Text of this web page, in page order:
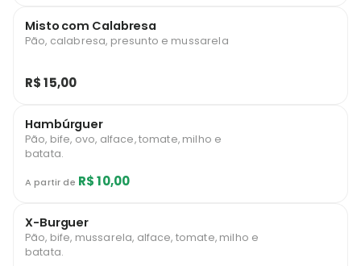
Misto com Calabresa
Pão, calabresa, presunto e mussarela
R$ 15,00
Hambúrguer
Pão, bife, ovo, alface, tomate, milho e
batata.
A partir de R$ 10,00
X-Burguer
Pão, bife, mussarela, alface, tomate, milho e
batata.